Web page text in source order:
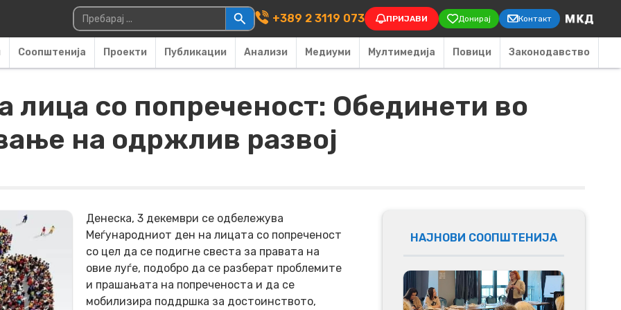
Main Navigation
Пребарувај за: +389 2 3119 073 ПРИЈАВИ Донирај Контакт
Соопштенија Проекти Публикации Анализи Медиуми Мултимедија Повици Законодавство
лица со попреченост: Обединети во
на одржлив развој
Денеска, 3 декември се одбележува
Меѓународниот ден на лицата со попреченост
со цел да се подигне свеста за правата на
овие луѓе, подобро да се разберат проблемите
и прашањата на попреченоста и да се
мобилизира поддршка за достоинството,
НАЈНОВИ СООПШТЕНИЈА